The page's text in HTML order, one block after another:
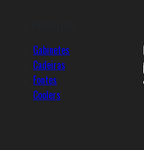
Gabinetes
Cadeiras
Fontes
Coolers